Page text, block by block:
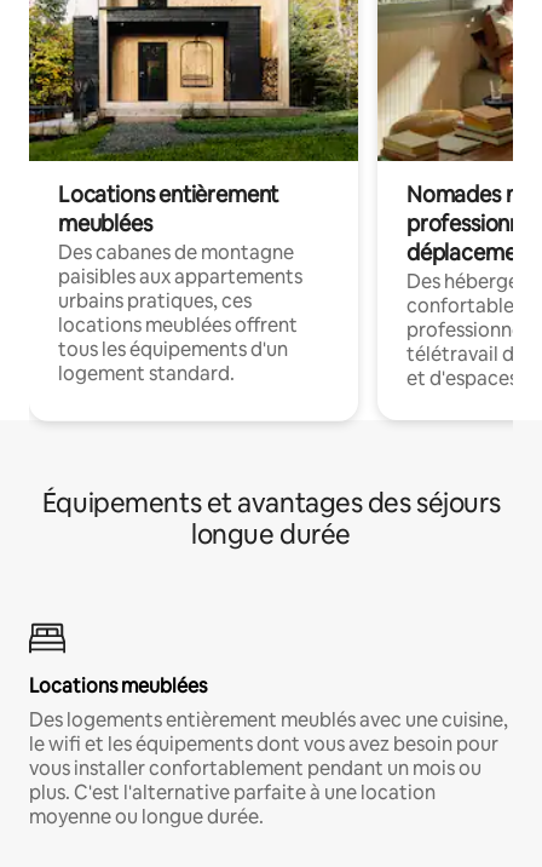
Locations entièrement
meublées
Des cabanes de montagne
paisibles aux appartements
urbains pratiques, ces
locations meublées offrent
tous les équipements d'un
logement standard.
Nomades
déplacement
Des
confortables
professionnels
télétravail
et d'espaces
Équipements et avantages des séjours
longue durée
Locations meublées
Des logements entièrement meublés avec une cuisine,
le wifi et les équipements dont vous avez besoin pour
vous installer confortablement pendant un mois ou
plus. C'est l'alternative parfaite à une location
moyenne ou longue durée.